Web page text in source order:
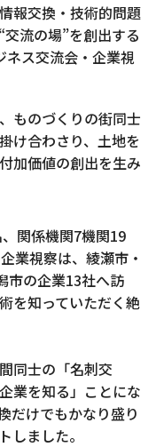
報交換・技術的問題
流の場”を創出する
ネス交流会・企業視
ものづくりの街同士
け合わさり、土地を
加価値の創出を生み
関係機関7機関19
業視察は、綾瀬市・
市の企業13社へ訪
を知っていただく絶
同士の「名刺交
業を知る」ことにな
だけでもかなり盛り
しました。